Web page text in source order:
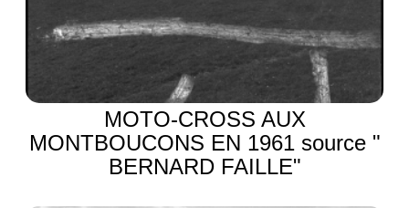
MOTO-CROSS AUX
MONTBOUCONS EN 1961 source "
BERNARD FAILLE"